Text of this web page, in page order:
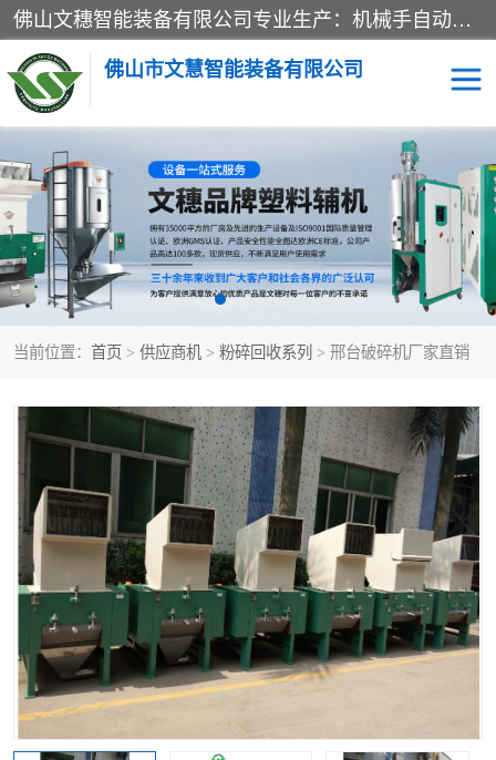
佛山文穗智能装备有限公司专业生产：机械手自动化系列；塑料粉碎机回收系列；塑料混色机系列；温度控制系列：模温机，冷水机；供料输送系列：中央供料系统，欧化/独立式吸料机，分体式吸料机；整机保修一年，易损件除外。
佛山市文慧智能装备有限公司
当前位置： 首页 > 供应商机 > 粉碎回收系列 > 邢台破碎机厂家直销
粉碎回收系列 干燥除湿系列
塑料破碎机 工业冷水机
三机一体除湿干燥机 塑料干燥机
塑料混色机 模温机
供料输送系列 塑料吸料机
三机一体除湿机